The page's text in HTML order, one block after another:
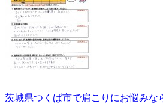
茨城県つくば市で肩こりにお悩みな